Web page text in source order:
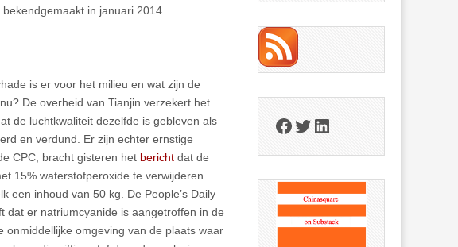
in januari 2014.
is er voor het milieu en wat zijn de
De overheid van Tianjin verzekert het
de luchtkwaliteit dezelfde is gebleven als
en verdund. Er zijn echter ernstige
CPC, bracht gisteren het bericht dat de
15% waterstofperoxide te verwijderen.
een inhoud van 50 kg. De People’s Daily
dat er natriumcyanide is aangetroffen in de
onmiddellijke omgeving van de plaats waar
Facebook
Twitter
LinkedIn